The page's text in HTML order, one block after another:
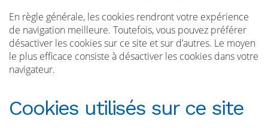
En règle générale, les cookies rendront votre expérience
de navigation meilleure. Toutefois, vous pouvez préférer
désactiver les cookies sur ce site et sur d’autres. Le moyen
le plus efficace consiste à désactiver les cookies dans votre
navigateur.
Cookies utilisés sur ce site